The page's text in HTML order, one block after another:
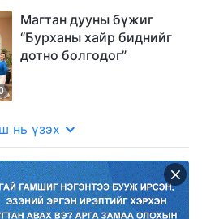
Магтан дууны бүжиг
“Бурханы хайр биднийг
дотно болгодог”
нь үзэх